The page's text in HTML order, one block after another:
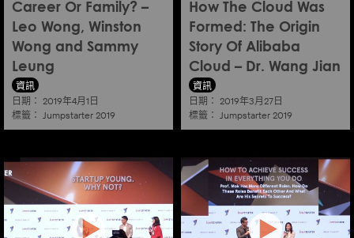
Career Or Family? –
Leo Wong, Winston
Wong and Sammy
Leung
資訊
日期： 2019年4月1日
標籤： Jumpstarter 2019
How The Cloud Was
Formed: The Origin
Story Of Alibaba
Cloud – Dr. Wang Jian
資訊
日期： 2019年3月27日
標籤： Jumpstarter 2019